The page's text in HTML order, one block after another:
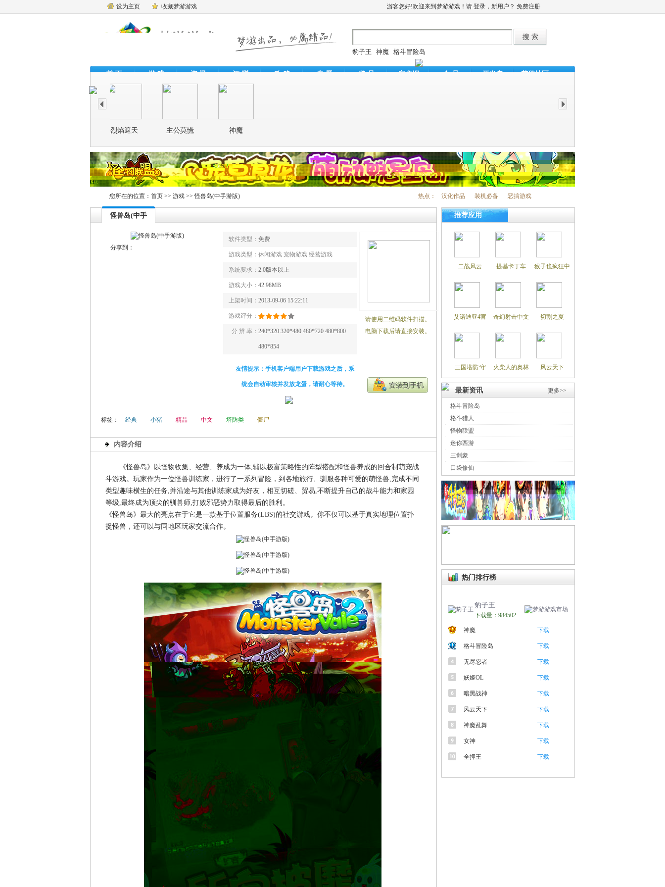
设为主页 收藏梦游游戏 游客您好!欢迎来到梦游游戏！请 登录 ，新用户？ 免费注册
豹子王 神魔 格斗冒险岛
首 页 游 戏 资 讯 评 测 攻 略 专 题 奖 品 客户端 会 员 开发者 梦游社区
您所在的位置： 首页 >> 游戏 >> 怪兽岛(中手游版) 热点： 汉化作品 装机必备 恶搞游戏
怪兽岛(中手
分享到：
软件类型： 免费
游戏类型： 休闲游戏 宠物游戏 经营游戏
系统要求： 2.0版本以上
游戏大小： 42.98MB
上架时间： 2013-09-06 15:22:11
游戏评分：
分 辨 率： 240*320 320*480 480*720 480*800
480*854
友情提示：手机客户端用户下载游戏之后，系
统会自动审核并发放龙蛋，请耐心等待。
标签： 经典 小猪 精品 中文 塔防类 僵尸
请使用二维码软件扫描。
电脑下载后请直接安装。
内容介绍
《怪兽岛》以怪物收集、经营、养成为一体,辅以极富策略性的阵型搭配和怪兽养成的回合制萌宠战
斗游戏。玩家作为一位怪兽训练家，进行了一系列冒险，到各地旅行、驯服各种可爱的萌怪兽,完成不同
类型趣味横生的任务,并沿途与其他训练家成为好友，相互切磋、贸易,不断提升自己的战斗能力和家园
等级,最终成为顶尖的驯兽师,打败邪恶势力取得最后的胜利。
《怪兽岛》最大的亮点在于它是一款基于位置服务(LBS)的社交游戏。你不仅可以基于真实地理位置扑
捉怪兽，还可以与同地区玩家交流合作。
推荐应用
二战风云 提基卡丁车 猴子也疯狂中
艾诺迪亚4官 奇幻射击中文 切割之夏
三国塔防:守 火柴人的奥林 风云天下
最新资讯 更多>>
格斗冒险岛
格斗猎人
怪物联盟
迷你西游
三剑豪
口袋修仙
热门排行榜
豹子王
下载量：984502
神魔 下载
格斗冒险岛 下载
无尽忍者 下载
妖姬OL 下载
暗黑战神 下载
风云天下 下载
神魔乱舞 下载
女神 下载
全押王 下载